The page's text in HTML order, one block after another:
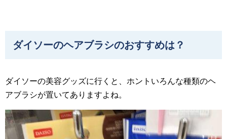
ダイソーのヘアブラシのおすすめは？
ダイソーの美容グッズに行くと、ホントいろんな種類のヘ
アブラシが置いてありますよね。